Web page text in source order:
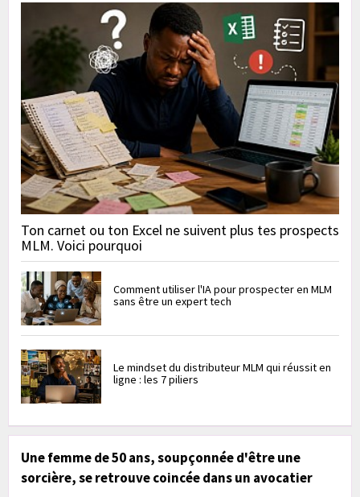
Ton carnet ou ton Excel ne suivent plus tes prospects
MLM. Voici pourquoi
Comment utiliser l'IA pour prospecter en MLM
sans être un expert tech
Le mindset du distributeur MLM qui réussit en
ligne : les 7 piliers
Une femme de 50 ans, soupçonnée d'être une
sorcière, se retrouve coincée dans un avocatier